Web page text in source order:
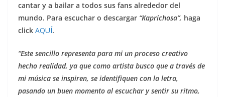
cantar y a bailar a todos sus fans alrededor del
mundo. Para escuchar o descargar “Kaprichosa”, haga
click AQUÍ.
“Este sencillo representa para mi un proceso creativo
hecho realidad, ya que como artista busco que a través de
mi música se inspiren, se identifiquen con la letra,
pasando un buen momento al escuchar y sentir su ritmo,